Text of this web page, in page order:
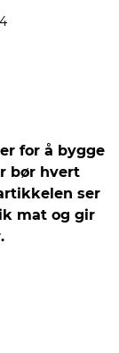
for å bygge
bør hvert
ser
mat og gir